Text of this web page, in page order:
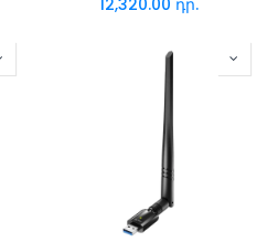
12,320.00 դր.